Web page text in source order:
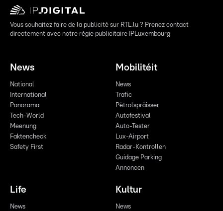
Vous souhaitez faire de la publicité sur RTL.lu ? Prenez contact
directement avec notre régie publicitaire IPLuxembourg
News
National
International
Panorama
Tech-World
Meenung
Faktencheck
Safety First
Mobilitéit
News
Trafic
Pëtrolspräisser
Autofestival
Auto-Tester
Lux-Airport
Radar-Kontrollen
Guidage Parking
Annoncen
Life
News
Kultur
News